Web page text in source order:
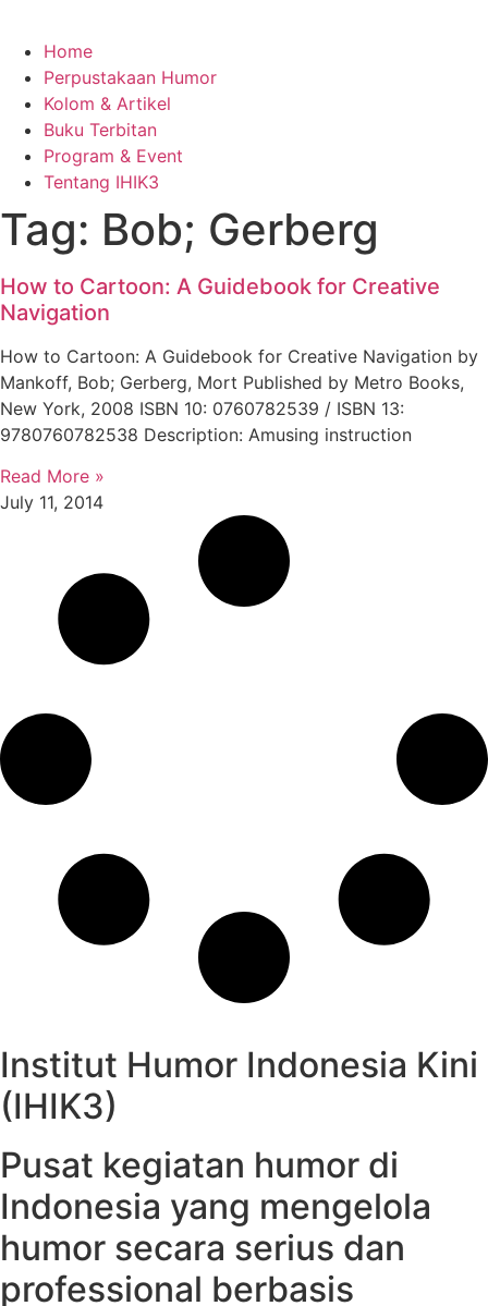
Home
Perpustakaan Humor
Kolom & Artikel
Buku Terbitan
Program & Event
Tentang IHIK3
Tag: Bob; Gerberg
How to Cartoon: A Guidebook for Creative
Navigation
How to Cartoon: A Guidebook for Creative Navigation by
Mankoff, Bob; Gerberg, Mort Published by Metro Books,
New York, 2008 ISBN 10: 0760782539 / ISBN 13:
9780760782538 Description: Amusing instruction
Read More »
July 11, 2014
Institut Humor Indonesia Kini
(IHIK3)
Pusat kegiatan humor di
Indonesia yang mengelola
humor secara serius dan
professional berbasis